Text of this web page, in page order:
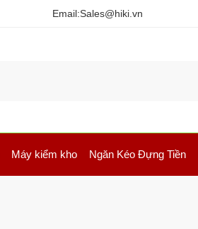
Email:Sales@hiki.vn
Máy kiểm kho Ngăn Kéo Đựng Tiền